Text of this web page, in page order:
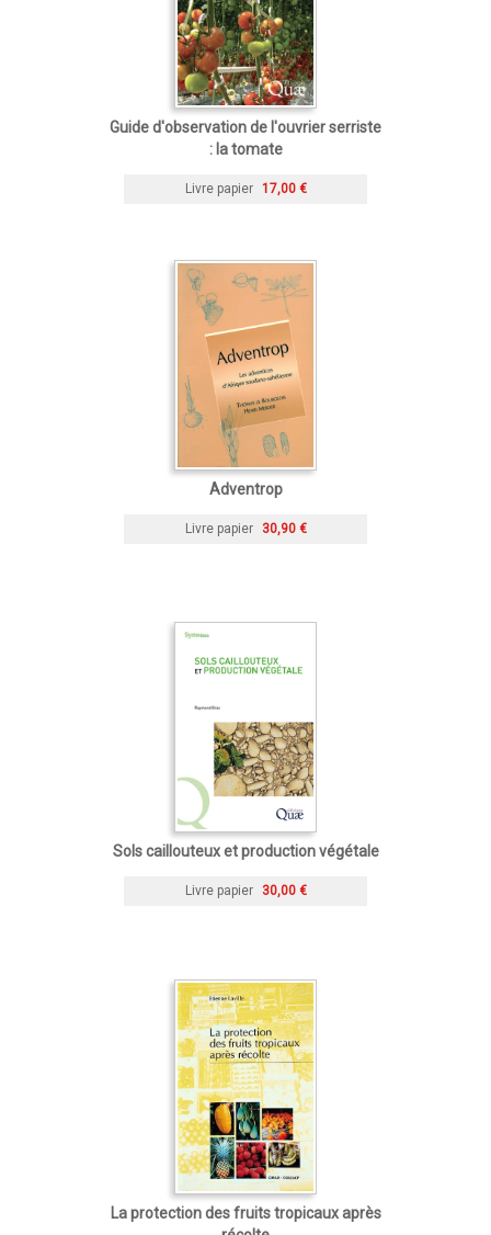
Guide d'observation de l'ouvrier serriste
: la tomate
Livre papier 17,00 €
Adventrop
Livre papier 30,90 €
Sols caillouteux et production végétale
Livre papier 30,00 €
La protection des fruits tropicaux après